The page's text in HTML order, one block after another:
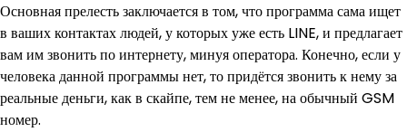
Основная прелесть заключается в том, что программа сама ищет
в ваших контактах людей, у которых уже есть LINE, и предлагает
вам им звонить по интернету, минуя оператора. Конечно, если у
человека данной программы нет, то придётся звонить к нему за
реальные деньги, как в скайпе, тем не менее, на обычный GSM
номер.